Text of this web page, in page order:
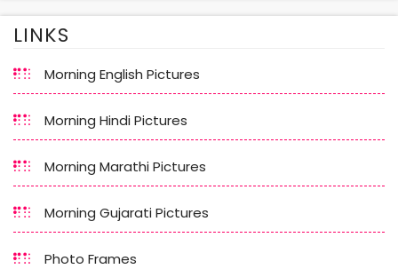
LINKS
Morning English Pictures
Morning Hindi Pictures
Morning Marathi Pictures
Morning Gujarati Pictures
Photo Frames